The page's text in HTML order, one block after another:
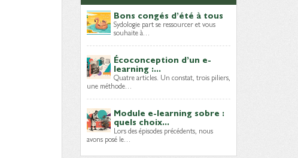
Bons congés d’été à tous
Sydologie part se ressourcer et vous
souhaite à…
Écoconception d’un e-
learning :...
Quatre articles. Un constat, trois piliers,
une méthode…
Module e-learning sobre :
quels choix...
Lors des épisodes précédents, nous
avons posé le…